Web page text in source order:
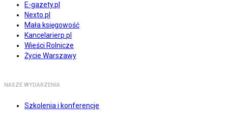
E-gazety.pl
Nexto.pl
Mała księgowość
Kancelarierp.pl
Wieści Rolnicze
Życie Warszawy
NASZE WYDARZENIA
Szkolenia i konferencje